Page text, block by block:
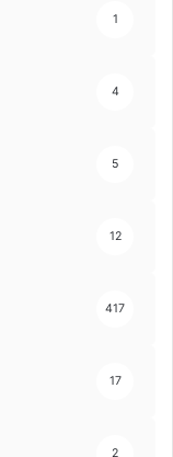
1
4
5
12
417
17
2